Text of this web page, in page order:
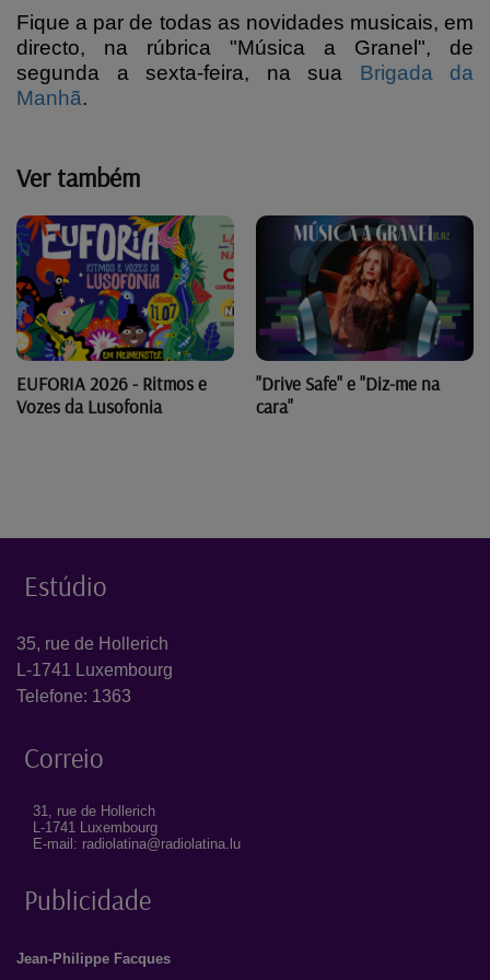
Fique a par de todas as novidades musicais, em
directo, na rúbrica "Música a Granel", de
segunda a sexta-feira, na sua Brigada da
Manhã.
Ver também
EUFORIA 2026 - Ritmos e
Vozes da Lusofonia
"Drive Safe" e "Diz-me na
cara"
Estúdio
35, rue de Hollerich
L-1741 Luxembourg
Telefone: 1363
Correio
31, rue de Hollerich
L-1741 Luxembourg
E-mail: radiolatina@radiolatina.lu
Publicidade
Jean-Philippe Facques